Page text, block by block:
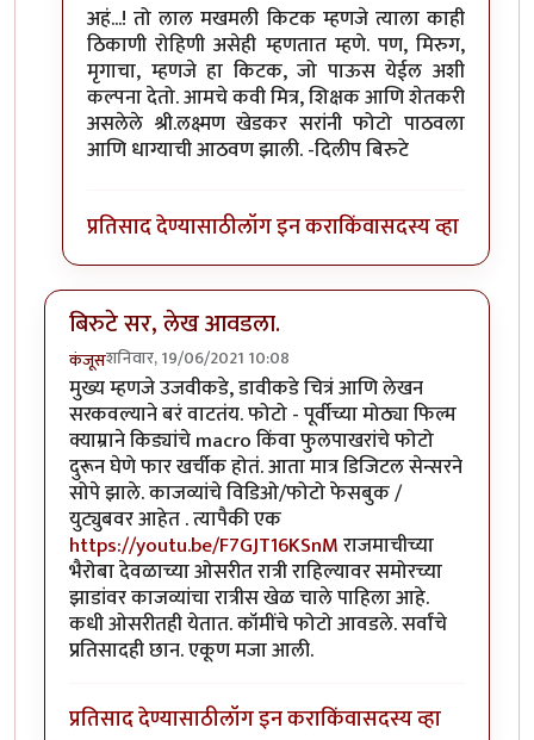
अहं...! तो लाल मखमली किटक म्हणजे त्याला काही
ठिकाणी रोहिणी असेही म्हणतात म्हणे. पण, मिरुग,
मृगाचा, म्हणजे हा किटक, जो पाऊस येईल अशी
कल्पना देतो. आमचे कवी मित्र, शिक्षक आणि शेतकरी
असलेले श्री.लक्ष्मण खेडकर सरांनी फोटो पाठवला
आणि धाग्याची आठवण झाली. -दिलीप बिरुटे
प्रतिसाद देण्यासाठीलॉग इन कराकिंवासदस्य व्हा
बिरुटे सर, लेख आवडला.
कंजूसशनिवार, 19/06/2021 10:08
मुख्य म्हणजे उजवीकडे, डावीकडे चित्रं आणि लेखन
सरकवल्याने बरं वाटतंय. फोटो - पूर्वीच्या मोठ्या फिल्म
क्याम्राने किड्यांचे macro किंवा फुलपाखरांचे फोटो
दुरून घेणे फार खर्चीक होतं. आता मात्र डिजिटल सेन्सरने
सोपे झाले. काजव्यांचे विडिओ/फोटो फेसबुक /
युट्युबवर आहेत . त्यापैकी एक
https://youtu.be/F7GJT16KSnMराजमाचीच्या
भैरोबा देवळाच्या ओसरीत रात्री राहिल्यावर समोरच्या
झाडांवर काजव्यांचा रात्रीस खेळ चाले पाहिला आहे.
कधी ओसरीतही येतात. कॉमींचे फोटो आवडले. सर्वांचे
प्रतिसादही छान. एकूण मजा आली.
प्रतिसाद देण्यासाठीलॉग इन कराकिंवासदस्य व्हा